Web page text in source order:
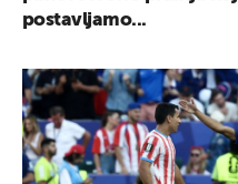
postavljamo...